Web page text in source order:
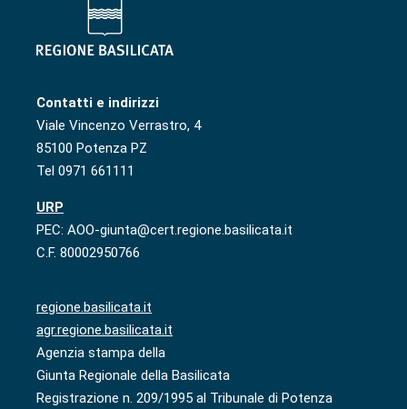
Contatti e indirizzi
Viale Vincenzo Verrastro, 4
85100 Potenza PZ
Tel 0971 661111
URP
PEC: AOO-giunta@cert.regione.basilicata.it
C.F. 80002950766
regione.basilicata.it
agr.regione.basilicata.it
Agenzia stampa della
Giunta Regionale della Basilicata
Registrazione n. 209/1995 al Tribunale di Potenza